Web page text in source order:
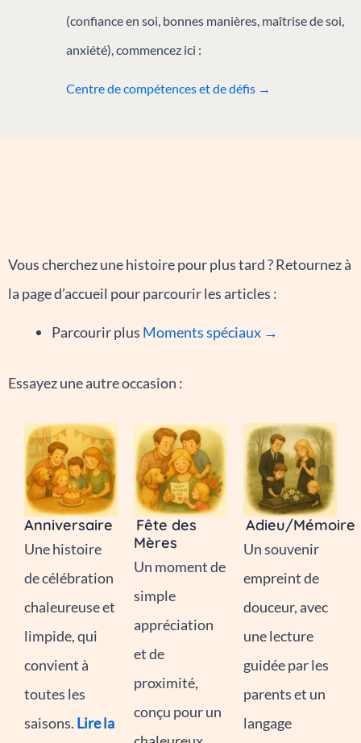
(confiance en soi, bonnes manières, maîtrise de soi,
anxiété), commencez ici :
Centre de compétences et de défis →
Vous cherchez une histoire pour plus tard ? Retournez à
la page d’accueil pour parcourir les articles :
Parcourir plus Moments spéciaux →
Essayez une autre occasion :
Anniversaire
Une histoire
de célébration
chaleureuse et
limpide, qui
convient à
toutes les
saisons. Lire la
Fête des
Mères
Un moment de
simple
appréciation
et de
proximité,
conçu pour un
Adieu/Mémoire
Un souvenir
empreint de
douceur, avec
une lecture
guidée par les
parents et un
langage